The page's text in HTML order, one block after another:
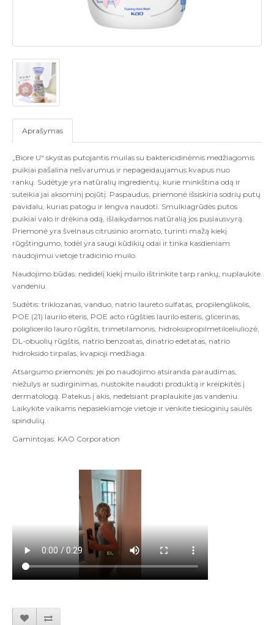
Aprašymas
„Biore U“ skystas putojantis muilas su baktericidinėmis medžiagomis
puikiai pašalina nešvarumus ir nepageidaujamus kvapus nuo
rankų. Sudėtyje yra natūralių ingredientų, kurie minkština odą ir
suteikia jai aksominį pojūtį. Paspaudus, priemonė išsiskiria sodrių putų
pavidalu, kurias patogu ir lengva naudoti. Smulkiagrūdės putos
puikiai valo ir drėkina odą, išlaikydamos natūralią jos pusiausvyrą.
Priemonė yra švelnaus citrusinio aromato, turinti mažą kiekį
rūgštingumo, todėl yra saugi kūdikių odai ir tinka kasdieniam
naudojimui vietoje tradicinio muilo.
Naudojimo būdas: nedidelį kiekį muilo ištrinkite tarp rankų, nuplaukite
vandeniu.
Sudėtis: triklozanas, vanduo, natrio laureto sulfatas, propilenglikolis,
POE (21) laurilo eteris, POE acto rūgšties laurilo esteris, glicerinas,
poliglicerilo lauro rūgštis, trimetilamonis, hidroksipropilmetilceliuliozė,
DL-obuolių rūgštis, natrio benzoatas, dinatrio edetatas, natrio
hidroksido tirpalas, kvapioji medžiaga.
Atsargumo priemonės: jei po naudojimo atsiranda paraudimas,
niežulys ar sudirginimas, nustokite naudoti produktą ir kreipkitės į
dermatologą. Patekus į akis, nedelsiant praplaukite jas vandeniu.
Laikykite vaikams nepasiekiamoje vietoje ir venkite tiesioginių saulės
spindulių.
Gamintojas: KAO Corporation